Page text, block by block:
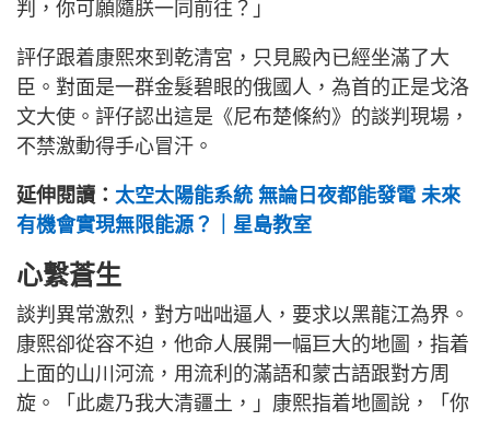
判，你可願隨朕一同前往？」
評仔跟着康熙來到乾清宮，只見殿內已經坐滿了大
臣。對面是一群金髮碧眼的俄國人，為首的正是戈洛
文大使。評仔認出這是《尼布楚條約》的談判現場，
不禁激動得手心冒汗。
延伸閱讀： 太空太陽能系統 無論日夜都能發電 未來
有機會實現無限能源？｜星島教室
心繫蒼生
談判異常激烈，對方咄咄逼人，要求以黑龍江為界。
康熙卻從容不迫，他命人展開一幅巨大的地圖，指着
上面的山川河流，用流利的滿語和蒙古語跟對方周
旋。「此處乃我大清疆土，」康熙指着地圖說，「你